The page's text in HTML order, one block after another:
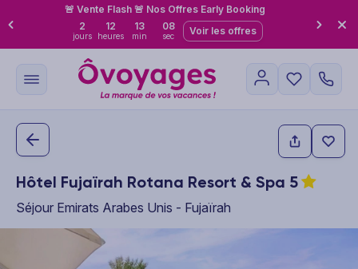
🚨 Vente Flash 🚨 Nos Offres Early Booking
2
jours
12
heures
13
min
07
sec Voir les offres
Hôtel Fujaïrah Rotana Resort & Spa 5
Séjour Emirats Arabes Unis - Fujaïrah
This carousel shows one large product image at a time. Use the